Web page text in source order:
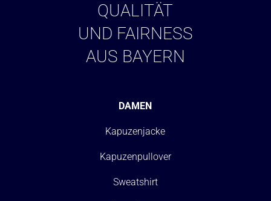
QUALITÄT
UND FAIRNESS
AUS BAYERN
DAMEN
Kapuzenjacke
Kapuzenpullover
Sweatshirt